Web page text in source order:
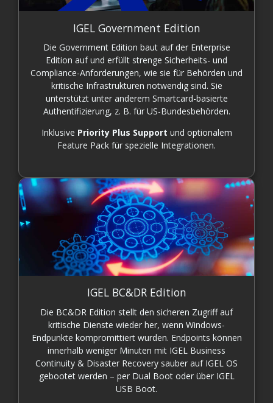
IGEL Government Edition
Die Government Edition baut auf der Enterprise
Edition auf und erfüllt strenge Sicherheits- und
Compliance-Anforderungen, wie sie für Behörden und
kritische Infrastrukturen notwendig sind. Sie
unterstützt unter anderem Smartcard-basierte
Authentifizierung, z. B. für US-Bundesbehörden.
Inklusive Priority Plus Support und optionalem
Feature Pack für spezielle Integrationen.
IGEL BC&DR Edition
Die BC&DR Edition stellt den sicheren Zugriff auf
kritische Dienste wieder her, wenn Windows-
Endpunkte kompromittiert wurden. Endpoints können
innerhalb weniger Minuten mit IGEL Business
Continuity & Disaster Recovery sauber auf IGEL OS
gebootet werden – per Dual Boot oder über IGEL
USB Boot.